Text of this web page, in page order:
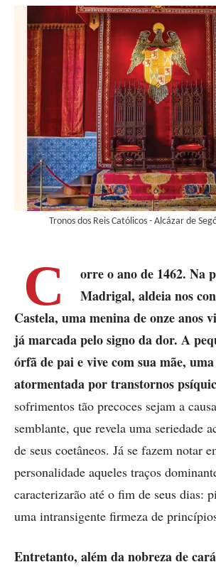
Tronos dos Reis Católicos - Alcázar de
C orre o ano de 1462. Na
Madrigal, aldeia nos
Castela, uma menina de onze anos
já marcada pelo signo da dor. A
órfã de pai e vive com sua mãe,
atormentada por transtornos
sofrimentos tão precoces sejam a
semblante, que revela uma seriedade
de seus coetâneos. Já se fazem notar
personalidade aqueles traços
caracterizarão até o fim de seus dias:
uma intransigente firmeza de
Entretanto, além da nobreza de